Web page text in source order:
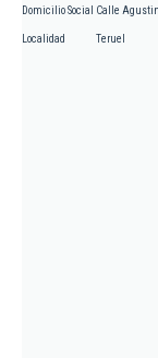
Domicilio Social Calle
Localidad Teruel